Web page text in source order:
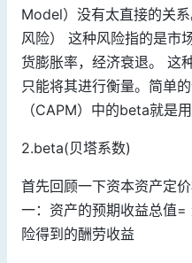
Model）没有太直接的关
风险） 这种风险指的是市
货膨胀率，经济衰退。 这
只能将其进行衡量。简单
（CAPM）中的beta就是
2.beta(贝塔系数)
首先回顾一下资本资产定
一：资产的预期收益总值
险得到的酬劳收益